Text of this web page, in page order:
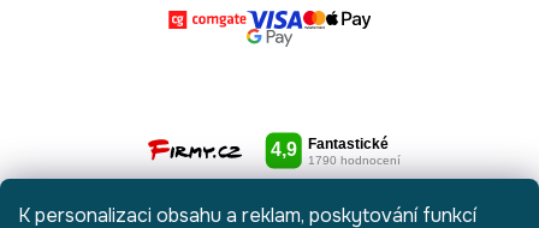
K personalizaci obsahu a reklam, poskytování funkcí